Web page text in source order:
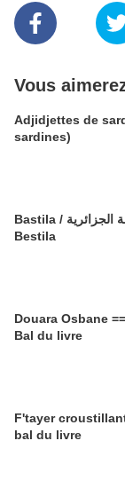
Vous
Adjidjettes de
sardines)
Bastila / البسطيلة الجزائرية / / Bstila /
Bestila
Douara Osbane
Bal du livre
F'tayer
bal du livre